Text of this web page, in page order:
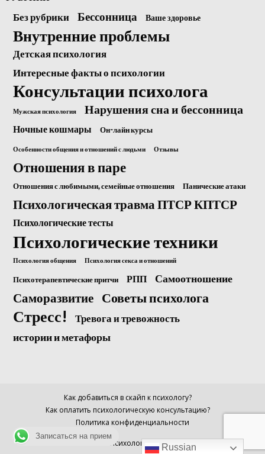
Без рубрики Бессонница Ваше здоровье
Внутренние проблемы
Детская психология
Интересные факты о психологии
Консультации психолога
Мужская психология Нарушения сна и бессонница
Ночные кошмары Он-лайн курсы
Особенности общения и отношений с людьми Отзывы
Отношения в паре
Отношения с любимыми, семейные отношения Панические атаки
Психологическая травма ПТСР КПТСР
Психологические тесты
Психологические техники
Психология общения Психология секса и отношений
Психотерапевтические притчи РПП Самоотношение
Саморазвитие Советы психолога
Стресс! Тревога и тревожность
истории и метафоры
Как добавиться в скайп к психологу?
Как оплатить психологическую консультацию?
Политика конфиденциальности
© Психолог АннаRussian
Записаться на прием